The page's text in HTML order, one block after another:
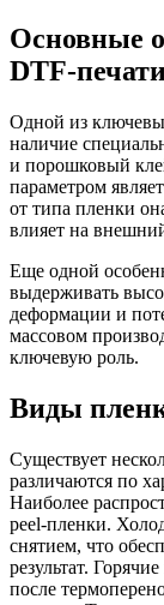
Основные
DTF-
Одной из
наличие
и порошковый
параметром
от типа пленки
влияет на
Еще одной
выдерживать
деформации и
массовом
ключевую роль.
Виды
Существует
различаются по
Наиболее
peel-пленки.
снятием, что
результат.
после